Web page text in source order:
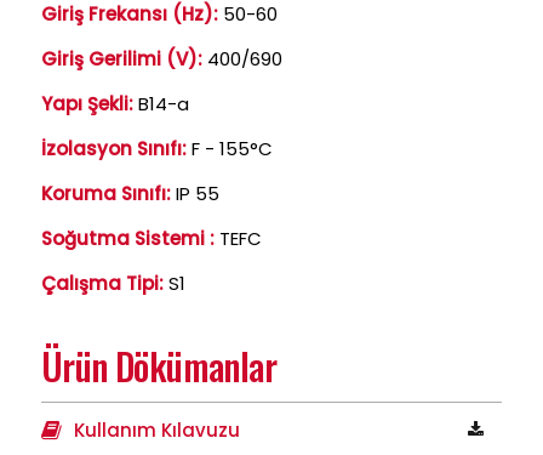
Giriş Frekansı (Hz): 50-60
Giriş Gerilimi (V): 400/690
Yapı Şekli:B14-a
İzolasyon Sınıfı:F - 155°C
Koruma Sınıfı:IP 55
Soğutma Sistemi : TEFC
Çalışma Tipi:S1
Ürün Dökümanlar
Kullanım Kılavuzu